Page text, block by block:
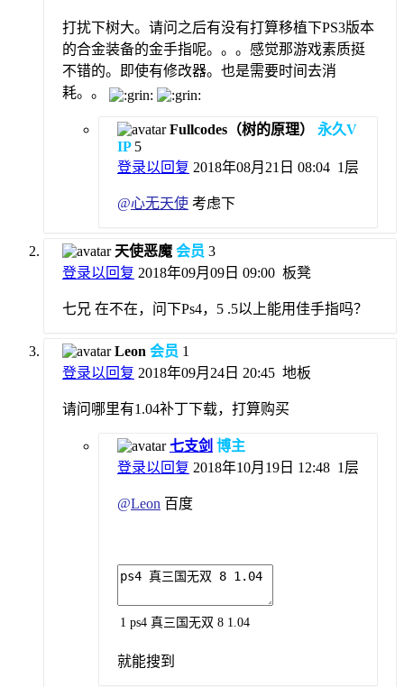
打扰下树大。请问之后有没有打算移植下PS3版本
的合金装备的金手指呢。。。感觉那游戏素质挺
不错的。即使有修改器。也是需要时间去消
耗。。
Fullcodes（树的原理） 永久V
IP 5
登录以回复 2018年08月21日 08:04 1层
@心无天使 考虑下
天使恶魔 会员 3
登录以回复 2018年09月09日 09:00 板凳
七兄 在不在，问下Ps4，5 .5以上能用佳手指吗？
Leon 会员 1
登录以回复 2018年09月24日 20:45 地板
请问哪里有1.04补丁下载，打算购买
七支剑 博主
登录以回复 2018年10月19日 12:48 1层
@Leon 百度
1 ps4 真三国无双 8 1.04
就能搜到